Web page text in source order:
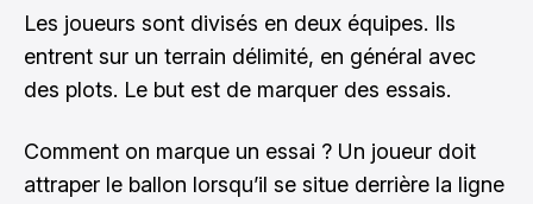
Les joueurs sont divisés en deux équipes. Ils
entrent sur un terrain délimité, en général avec
des plots. Le but est de marquer des essais.
Comment on marque un essai ? Un joueur doit
attraper le ballon lorsqu’il se situe derrière la ligne